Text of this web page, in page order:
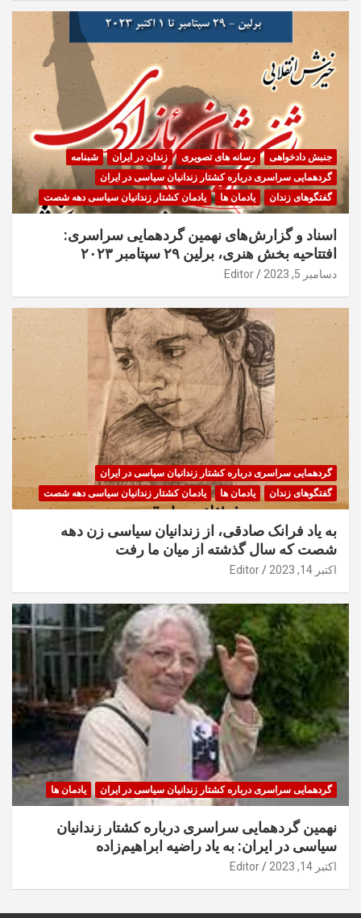
جنبش دادخواهی رسانه های تصویری زندان در ایران
شبنامه
گردهمایی سراسری درباره کشتار زندانیان سیاسی در ایران
گفتگوهای زندان
یادمان ها یادمان کشتار زندانیان سیاسی دهه شصت
اسناد و گزارش‌های نهمین گردهمایی سراسری:
افتتاحیه بخش هنری، برلین ۲۹ سپتامبر ۲۰۲۳
دسامبر 5, 2023 Editor
گردهمایی سراسری درباره کشتار زندانیان سیاسی در ایران
گفتگوهای زندان
یادمان ها یادمان کشتار زندانیان سیاسی دهه شصت
به یاد فرانک صادقی، از زندانیان سیاسی زن دهه
شصت که سال گذشته از میان ما رفت
اکتبر 14, 2023 Editor
گردهمایی سراسری درباره کشتار زندانیان سیاسی در ایران یادمان ها
نهمین گردهمایی سراسری درباره کشتار زندانیان
سیاسی در ایران: به یاد راضیه ابراهیم‌زاده
اکتبر 14, 2023 Editor